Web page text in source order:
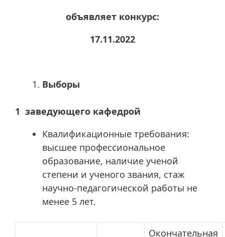
объявляет конкурс:
17.11.2022
Выборы
1 заведующего кафедрой
Квалификационные требования:
высшее профессиональное
образование, наличие ученой
степени и ученого звания, стаж
научно-педагогической работы не
менее 5 лет.
Окончательная